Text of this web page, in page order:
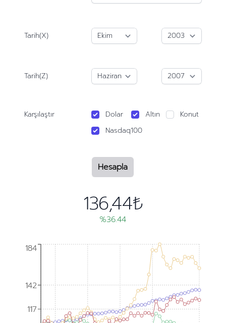
Tarih(X)
Tarih(Z)
Karşılaştır Dolar Altın
Konut
Nasdaq100
Hesapla
136,44₺
%36.44
117
142
184
117
142
184